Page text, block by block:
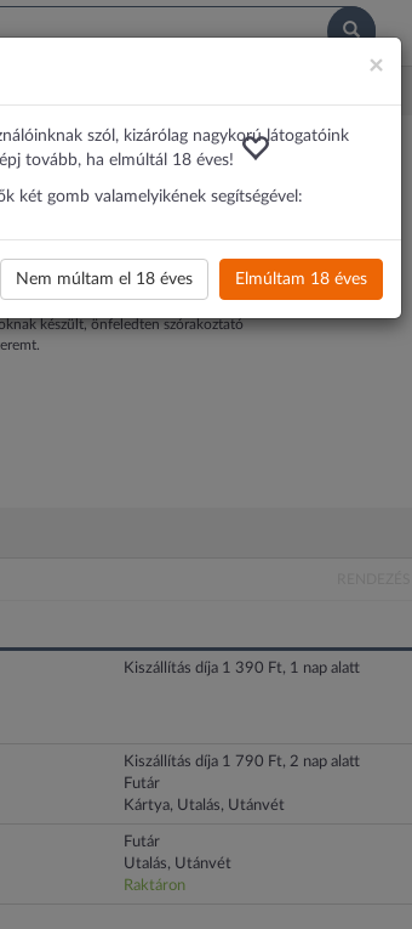
társasjáték, mely nem hiányozhat
készült, önfeledten szórakoztató
Kiszállítás díja 1 390 Ft, 1 nap alatt
Kiszállítás díja 1 790 Ft, 2 nap alatt
Futár
Kártya, Utalás, Utánvét
Futár
Utalás, Utánvét
Raktáron
×
szól, kizárólag nagykorú látogatóink
tovább, ha elmúltál 18 éves!
két gomb valamelyikének segítségével:
Nem múltam el 18 éves Elmúltam 18 éves